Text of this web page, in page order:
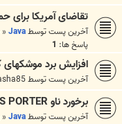
تقاضای آمریکا برای
آخرین پست توسطJava
«
پاسخ ها: 1
افزایش برد موشکهای
آخرین پست توسط
برخورد ناو USS PORTER و یک نفتکش در خلیج فارس
آخرین پست توسطJava
«